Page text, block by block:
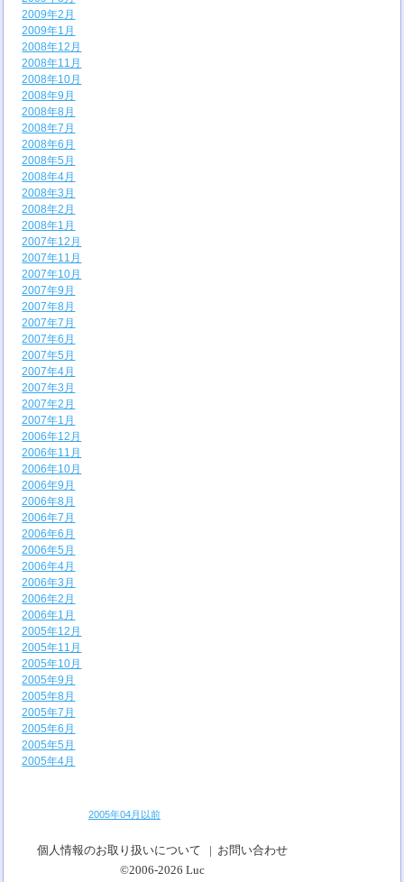
2009年2月
2009年1月
2008年12月
2008年11月
2008年10月
2008年9月
2008年8月
2008年7月
2008年6月
2008年5月
2008年4月
2008年3月
2008年2月
2008年1月
2007年12月
2007年11月
2007年10月
2007年9月
2007年8月
2007年7月
2007年6月
2007年5月
2007年4月
2007年3月
2007年2月
2007年1月
2006年12月
2006年11月
2006年10月
2006年9月
2006年8月
2006年7月
2006年6月
2006年5月
2006年4月
2006年3月
2006年2月
2006年1月
2005年12月
2005年11月
2005年10月
2005年9月
2005年8月
2005年7月
2005年6月
2005年5月
2005年4月
2005年04月以前
個人情報のお取り扱いについて
お問い合わせ
©2006-2026Luc